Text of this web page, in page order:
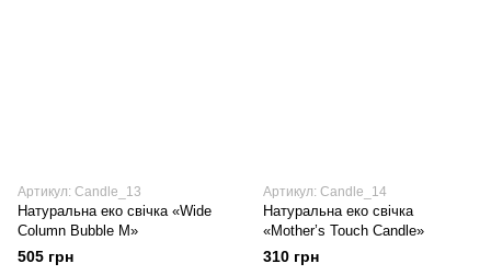
Артикул: Candle_13
Натуральна еко свічка «Wide
Column Bubble M»
505 грн
Артикул: Candle_14
Натуральна еко свічка
«Mother’s Touch Candle»
310 грн